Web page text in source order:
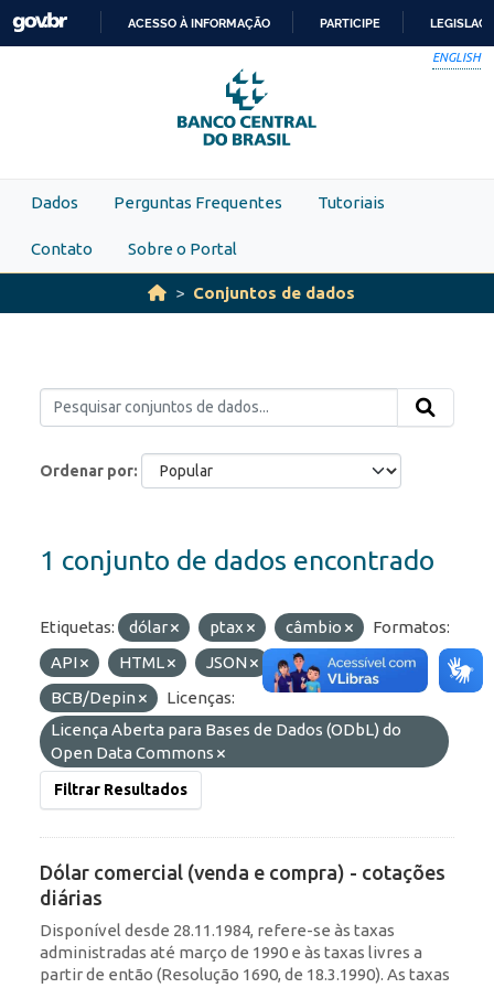
Skip to main content
PARA
O
CONTEÚDO
ACESSO À INFORMAÇÃO PARTICIPE
ENGLISH
Dados Perguntas Frequentes Tutoriais
Contato Sobre o Portal
Conjuntos de dados
Ordenar por
1 conjunto de dados encontrado
Etiquetas: dólar ptax câmbio
Formatos:
API
HTML JSON
Organizações:
BCB/Depin
Licenças:
Licença Aberta para Bases de Dados (ODbL) do
Open Data Commons
Filtrar Resultados
Dólar comercial (venda e compra) - cotações
diárias
Disponível desde 28.11.1984, refere-se às taxas
administradas até março de 1990 e às taxas livres a
partir de então (Resolução 1690, de 18.3.1990). As taxas